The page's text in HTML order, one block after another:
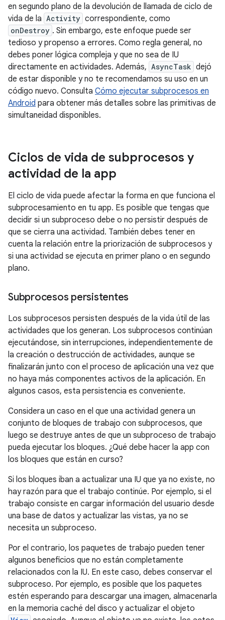
en segundo plano de la devolución de llamada de ciclo de
vida de la Activity correspondiente, como
onDestroy . Sin embargo, este enfoque puede ser
tedioso y propenso a errores. Como regla general, no
debes poner lógica compleja y que no sea de IU
directamente en actividades. Además, AsyncTask dejó
de estar disponible y no te recomendamos su uso en un
código nuevo. Consulta Cómo ejecutar subprocesos en
Android para obtener más detalles sobre las primitivas de
simultaneidad disponibles.
Ciclos de vida de subprocesos y
actividad de la app
El ciclo de vida puede afectar la forma en que funciona el
subprocesamiento en tu app. Es posible que tengas que
decidir si un subproceso debe o no persistir después de
que se cierra una actividad. También debes tener en
cuenta la relación entre la priorización de subprocesos y
si una actividad se ejecuta en primer plano o en segundo
plano.
Subprocesos persistentes
Los subprocesos persisten después de la vida útil de las
actividades que los generan. Los subprocesos continúan
ejecutándose, sin interrupciones, independientemente de
la creación o destrucción de actividades, aunque se
finalizarán junto con el proceso de aplicación una vez que
no haya más componentes activos de la aplicación. En
algunos casos, esta persistencia es conveniente.
Considera un caso en el que una actividad genera un
conjunto de bloques de trabajo con subprocesos, que
luego se destruye antes de que un subproceso de trabajo
pueda ejecutar los bloques. ¿Qué debe hacer la app con
los bloques que están en curso?
Si los bloques iban a actualizar una IU que ya no existe, no
hay razón para que el trabajo continúe. Por ejemplo, si el
trabajo consiste en cargar información del usuario desde
una base de datos y actualizar las vistas, ya no se
necesita un subproceso.
Por el contrario, los paquetes de trabajo pueden tener
algunos beneficios que no están completamente
relacionados con la IU. En este caso, debes conservar el
subproceso. Por ejemplo, es posible que los paquetes
estén esperando para descargar una imagen, almacenarla
en la memoria caché del disco y actualizar el objeto